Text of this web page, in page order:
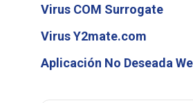
Virus COM Surrogate
Virus Y2mate.com
Aplicación No Deseada